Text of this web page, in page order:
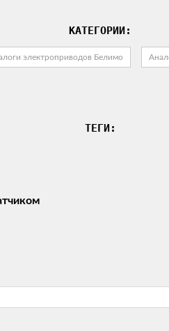
КАТЕГОРИИ:
электроприводов Белимо
ТЕГИ: